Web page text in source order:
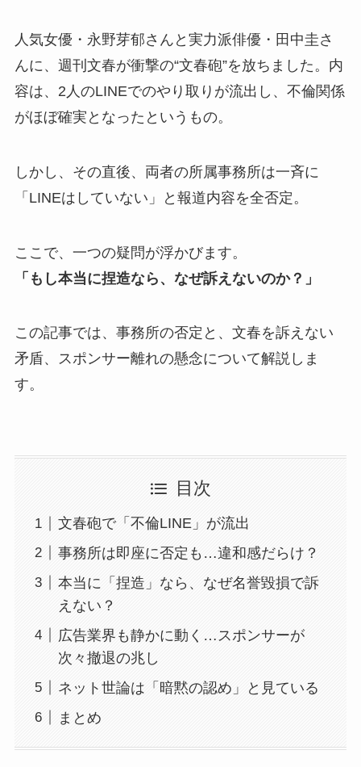
人気女優・永野芽郁さんと実力派俳優・田中圭さ
んに、週刊文春が衝撃の“文春砲”を放ちました。内
容は、2人のLINEでのやり取りが流出し、不倫関係
がほぼ確実となったというもの。
しかし、その直後、両者の所属事務所は一斉に
「LINEはしていない」と報道内容を全否定。
ここで、一つの疑問が浮かびます。
「もし本当に捏造なら、なぜ訴えないのか？」
この記事では、事務所の否定と、文春を訴えない
矛盾、スポンサー離れの懸念について解説しま
す。
目次
文春砲で「不倫LINE」が流出
事務所は即座に否定も…違和感だらけ？
本当に「捏造」なら、なぜ名誉毀損で訴
えない？
広告業界も静かに動く…スポンサーが
次々撤退の兆し
ネット世論は「暗黙の認め」と見ている
まとめ